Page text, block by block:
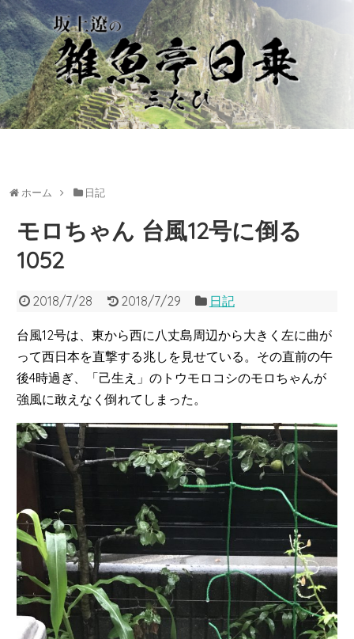
ホーム 日記
モロちゃん 台風12号に倒る
1052
2018/7/28 2018/7/29 日記
台風12号は、東から西に八丈島周辺から大きく左に曲が
って西日本を直撃する兆しを見せている。その直前の午
後4時過ぎ、「己生え」のトウモロコシのモロちゃんが
強風に敢えなく倒れてしまった。